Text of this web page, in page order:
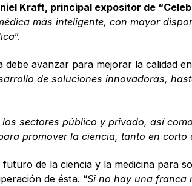
Kraft, principal expositor de
más inteligente, con mayor
”.
debe avanzar para mejorar la calidad
de soluciones innovadoras,
sectores público y privado, así
promover la ciencia, tanto en corto
de la ciencia y la medicina para
de ésta. “Si no hay una franca